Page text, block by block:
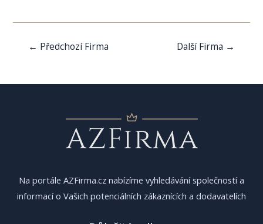
Navigace
← Předchozí Firma Další Firma →
Na portále AZFirma.cz nabízíme vyhledávání společností a
informací o Vašich potenciálních zákaznících a dodavatelích